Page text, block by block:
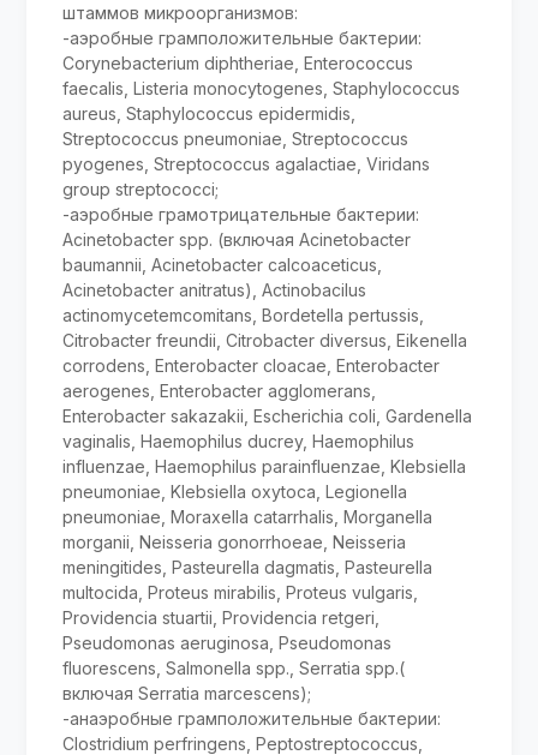
штаммов микроорганизмов:
-аэробные грамположительные бактерии:
Corynebacterium diphtheriae, Enterococcus
faecalis, Listeria monocytogenes, Staphylococcus
aureus, Staphylococcus epidermidis,
Streptococcus pneumoniae, Streptococcus
pyogenes, Streptococcus agalactiae, Viridans
group streptococci;
-аэробные грамотрицательные бактерии:
Acinetobacter spp. (включая Acinetobacter
baumannii, Acinetobacter calcoaceticus,
Acinetobacter anitratus), Actinobacilus
actinomycetemcomitans, Bordetella pertussis,
Citrobacter freundii, Citrobacter diversus, Eikenella
corrodens, Enterobacter cloacae, Enterobacter
aerogenes, Enterobacter agglomerans,
Enterobacter sakazakii, Escherichia coli, Gardenella
vaginalis, Haemophilus ducrey, Haemophilus
influenzae, Haemophilus parainfluenzae, Klebsiella
pneumoniae, Klebsiella oxytoca, Legionella
pneumoniae, Moraxella catarrhalis, Morganella
morganii, Neisseria gonorrhoeae, Neisseria
meningitides, Pasteurella dagmatis, Pasteurella
multocida, Proteus mirabilis, Proteus vulgaris,
Providencia stuartii, Providencia retgeri,
Pseudomonas aeruginosa, Pseudomonas
fluorescens, Salmonella spp., Serratia spp.(
включая Serratia marcescens);
-анаэробные грамположительные бактерии:
Clostridium perfringens, Peptostreptococcus,